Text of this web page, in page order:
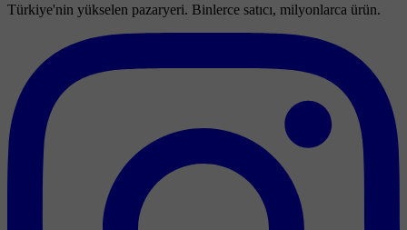
Türkiye'nin yükselen pazaryeri. Binlerce satıcı, milyonlarca ürün.